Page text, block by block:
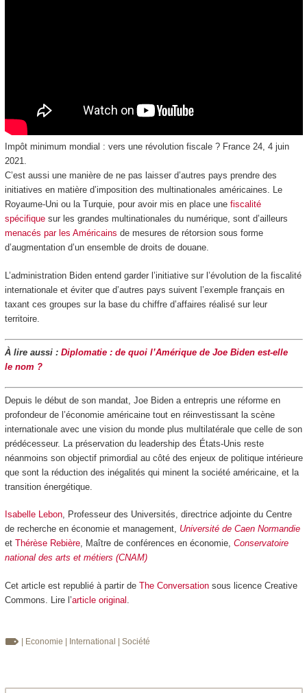
Impôt minimum mondial : vers une révolution fiscale ? France 24, 4 juin
2021.
C’est aussi une manière de ne pas laisser d’autres pays prendre des
initiatives en matière d’imposition des multinationales américaines. Le
Royaume-Uni ou la Turquie, pour avoir mis en place une fiscalité
spécifiquesur les grandes multinationales du numérique, sont d’ailleurs
menacés par les Américains de mesures de rétorsion sous forme
d’augmentation d’un ensemble de droits de douane.
L’administration Biden entend garder l’initiative sur l’évolution de la fiscalité
internationale et éviter que d’autres pays suivent l’exemple français en
taxant ces groupes sur la base du chiffre d’affaires réalisé sur leur
territoire.
À lire aussi : Diplomatie : de quoi l’Amérique de Joe Biden est-elle
le nom ?
Depuis le début de son mandat, Joe Biden a entrepris une réforme en
profondeur de l’économie américaine tout en réinvestissant la scène
internationale avec une vision du monde plus multilatérale que celle de son
prédécesseur. La préservation du leadership des États-Unis reste
néanmoins son objectif primordial au côté des enjeux de politique intérieure
que sont la réduction des inégalités qui minent la société américaine, et la
transition énergétique.
Isabelle Lebon, Professeur des Universités, directrice adjointe du Centre
de recherche en économie et management, Université de Caen Normandie
et Thérèse Rebière, Maître de conférences en économie, Conservatoire
national des arts et métiers (CNAM)
Cet article est republié à partir de The Conversationsous licence Creative
Commons. Lire l’article original
| Economie | International | Société